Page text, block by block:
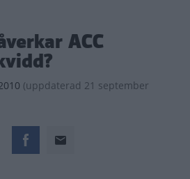
ACC
(uppdaterad 21 september